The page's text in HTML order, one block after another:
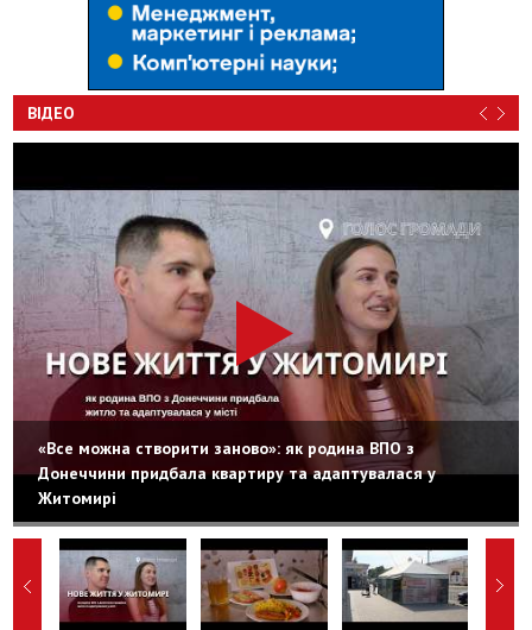
ВІДЕО
«Все можна створити заново»: як родина ВПО з
Донеччини придбала квартиру та адаптувалася у
Житомирі